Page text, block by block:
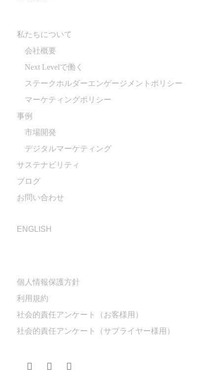
私たちについて
会社概要
Next Levelで働く
ステークホルダーエンゲージメントポリシー
マーケティングポリシー
事例
市場開発
デジタルマーケティング
サステナビリティ
ブログ
お問い合わせ
ENGLISH
個人情報保護方針
利用規約
社会的責任アンケート（お客様用）
社会的責任アンケート（サプライヤー様用）